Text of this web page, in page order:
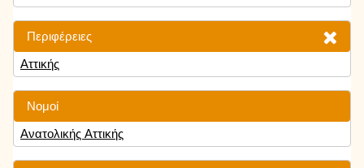
Περιφέρειες
Αττικής
Νομοί
Ανατολικής Αττικής